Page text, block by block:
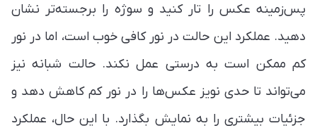
پس‌زمینه عکس را تار کنید و سوژه را برجسته‌تر نشان
دهید. عملکرد این حالت در نور کافی خوب است، اما در نور
کم ممکن است به درستی عمل نکند. حالت شبانه نیز
می‌تواند تا حدی نویز عکس‌ها را در نور کم کاهش دهد و
جزئیات بیشتری را به نمایش بگذارد. با این حال، عملکرد